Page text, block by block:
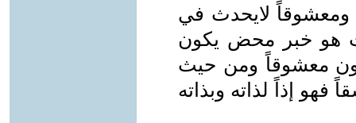
ومعشوقاً لايحدث في
هو خبر محض يكون
معشوقاً ومن حيث
إذاً لذاته وبذاته